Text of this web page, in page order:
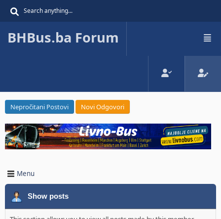
BHBus.ba Forum
Nepročitani Postovi Novi Odgovori
Menu
Show posts